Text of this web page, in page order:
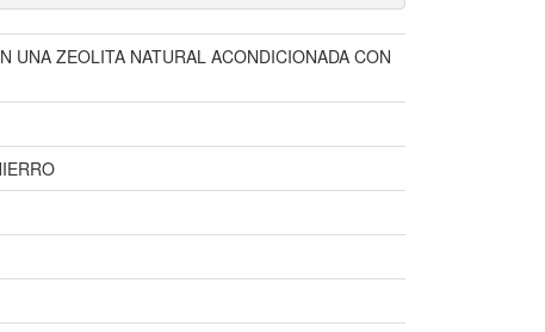
UNA ZEOLITA NATURAL ACONDICIONADA CON